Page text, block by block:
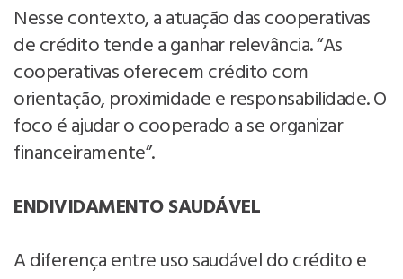
Nesse contexto, a atuação das cooperativas
de crédito tende a ganhar relevância. “As
cooperativas oferecem crédito com
orientação, proximidade e responsabilidade. O
foco é ajudar o cooperado a se organizar
financeiramente”.
ENDIVIDAMENTO SAUDÁVEL
A diferença entre uso saudável do crédito e